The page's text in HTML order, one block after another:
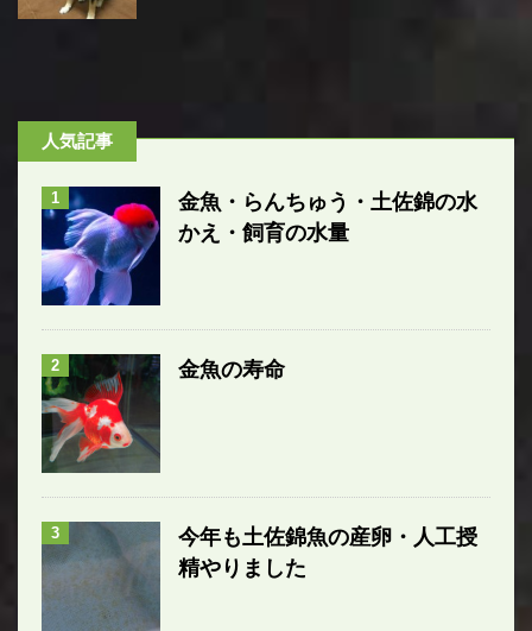
人気記事
1
金魚・らんちゅう・土佐錦の水
かえ・飼育の水量
2 金魚の寿命
3
今年も土佐錦魚の産卵・人工授
精やりました